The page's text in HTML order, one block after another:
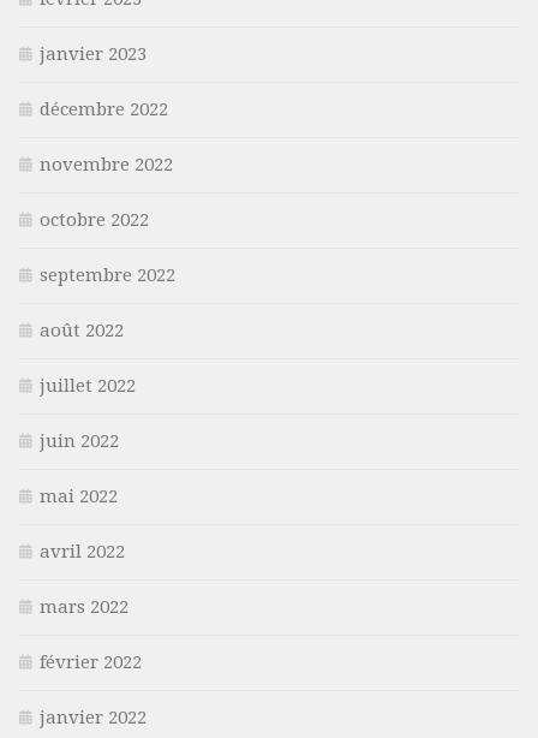
janvier 2023
décembre 2022
novembre 2022
octobre 2022
septembre 2022
août 2022
juillet 2022
juin 2022
mai 2022
avril 2022
mars 2022
février 2022
janvier 2022